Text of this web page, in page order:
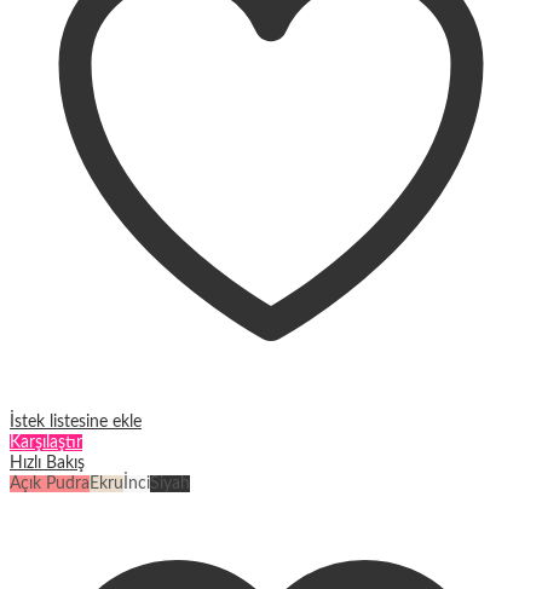
ürün
sayfasından
seçilebilir
İstek listesine ekle
Karşılaştır
Hızlı Bakış
Açık Pudra Ekru İnciSiyah